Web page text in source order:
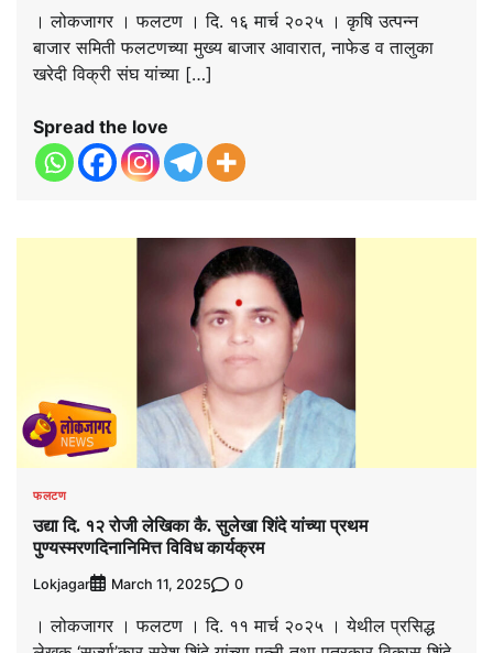
। लोकजागर । फलटण । दि. १६ मार्च २०२५ । कृषि उत्पन्न
बाजार समिती फलटणच्या मुख्य बाजार आवारात, नाफेड व तालुका
खरेदी विक्री संघ यांच्या […]
Spread the love
फलटण
उद्या दि. १२ रोजी लेखिका कै. सुलेखा शिंदे यांच्या प्रथम
पुण्यस्मरणदिनानिमित्त विविध कार्यक्रम
Lokjagar March 11, 2025 0
। लोकजागर । फलटण । दि. ११ मार्च २०२५ । येथील प्रसिद्ध